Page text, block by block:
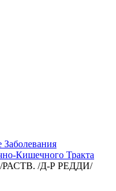
Кишечного Тракта
/Д-Р РЕДДИ/